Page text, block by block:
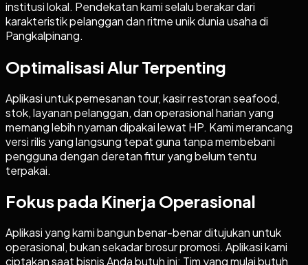
institusi lokal. Pendekatan kami selalu berakar dari
karakteristik pelanggan dan ritme unik dunia usaha di
Pangkalpinang.
Optimalisasi Alur Terpenting
Aplikasi untuk pemesanan tour, kasir restoran seafood,
stok, layanan pelanggan, dan operasional harian yang
memang lebih nyaman dipakai lewat HP. Kami merancang
versi rilis yang langsung tepat guna tanpa membebani
pengguna dengan deretan fitur yang belum tentu
terpakai.
Fokus pada Kinerja Operasional
Aplikasi yang kami bangun benar-benar ditujukan untuk
operasional, bukan sekadar brosur promosi. Aplikasi kami
ciptakan saat bisnis Anda butuh ini: Tim yang mulai butuh